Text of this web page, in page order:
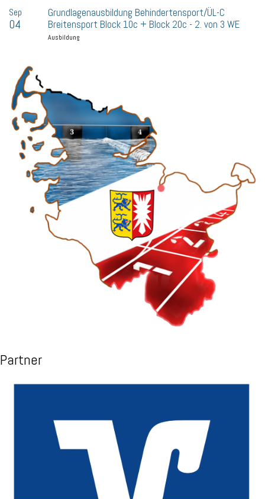
Sep
04
Grundlagenausbildung Behindertensport/ÜL-C
Breitensport Block 10c + Block 20c - 2. von 3 WE
Ausbildung
Partner